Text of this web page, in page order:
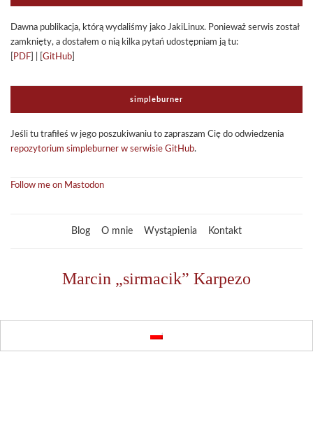
Dawna publi­ka­cja, którą wyda­li­śmy jako Jaki­Li­nux. Ponie­waż ser­wis został
zamknięty, a dosta­łem o nią kilka pytań udo­stęp­niam ją tu:
PDF GitHub
sim­ple­bur­ner
Jeśli tu tra­fi­łeś w jego poszu­ki­wa­niu to zapra­szam Cię do odwie­dze­nia
repo­zy­to­rium sim­ple­bur­ner w ser­wi­sie GitHub.
Follow me on Mastodon
Blog O mnie Wystąpienia Kontakt
Marcin „sirmacik” Karpezo